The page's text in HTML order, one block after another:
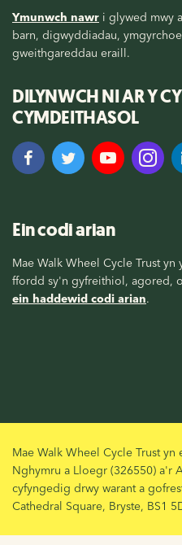
Ymunwch nawr i glywed mwy
barn, digwyddiadau,
gweithgareddau eraill.
DILYNWCH NI AR Y
CYMDEITHASOL
Ein codi arian
Mae Walk Wheel Cycle Trust
ffordd sy'n gyfreithiol, agored,
ein haddewid codi arian.
Mae Walk Wheel Cycle Trust
Nghymru a Lloegr (326550) a'r
cyfyngedig drwy warant a
Cathedral Square, Bryste, BS1